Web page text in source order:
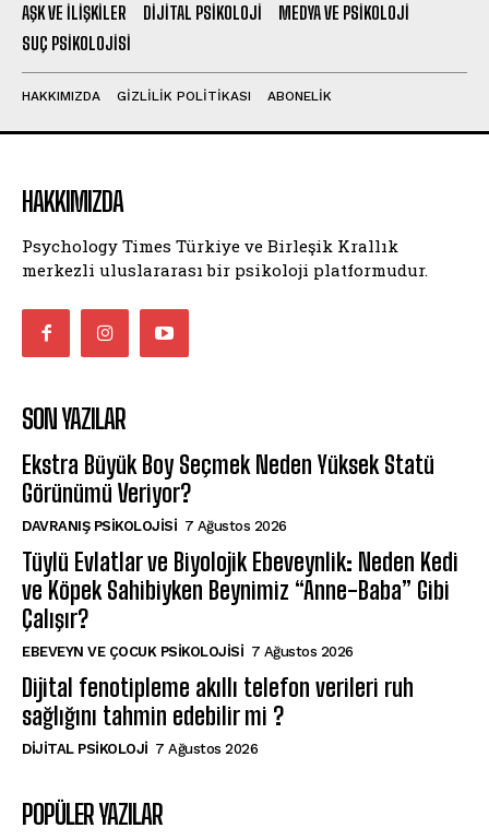
AŞK VE İLIŞKILER
DIJITAL PSIKOLOJI
MEDYA VE PSIKOLOJI
SUÇ PSIKOLOJISI
HAKKIMIZDA GIZLILIK POLITIKASI ABONELIK
HAKKIMIZDA
Psychology Times Türkiye ve Birleşik Krallık
merkezli uluslararası bir psikoloji platformudur.
SON YAZILAR
Ekstra Büyük Boy Seçmek Neden Yüksek Statü
Görünümü Veriyor?
DAVRANIŞ PSIKOLOJISI 7 Ağustos 2026
Tüylü Evlatlar ve Biyolojik Ebeveynlik: Neden Kedi
ve Köpek Sahibiyken Beynimiz “Anne-Baba” Gibi
Çalışır?
EBEVEYN VE ÇOCUK PSIKOLOJISI 7 Ağustos 2026
Dijital fenotipleme akıllı telefon verileri ruh
sağlığını tahmin edebilir mi ?
DIJITAL PSIKOLOJI 7 Ağustos 2026
POPÜLER YAZILAR